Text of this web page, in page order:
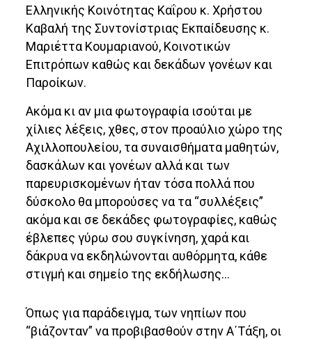
Ελληνικής Κοινότητας Καΐρου κ. Χρήστου
Καβαλή της Συντονίστριας Εκπαίδευσης κ.
Μαριέττα Κουμαριανού, Κοινοτικών
Επιτρόπων καθώς και δεκάδων γονέων και
Παροίκων.
Ακόμα κι αν μια φωτογραφία ισούται με
χίλιες λέξεις, χθες, στον προαύλιο χώρο της
Αχιλλοπουλείου, τα συναισθήματα μαθητών,
δασκάλων και γονέων αλλά και των
παρευρισκομένων ήταν τόσα πολλά που
δύσκολο θα μπορούσες να τα “συλλέξεις”
ακόμα και σε δεκάδες φωτογραφίες, καθώς
έβλεπες γύρω σου συγκίνηση, χαρά και
δάκρυα να εκδηλώνονται αυθόρμητα, κάθε
στιγμή και σημείο της εκδήλωσης…
Όπως για παράδειγμα, των νηπίων που
“βιάζονταν” να προβιβασθούν στην A΄Τάξη, οι